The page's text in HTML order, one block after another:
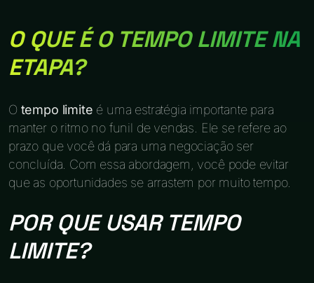
O QUE É O TEMPO LIMITE NA
ETAPA?
O tempo limite é uma estratégia importante para
manter o ritmo no funil de vendas. Ele se refere ao
prazo que você dá para uma negociação ser
concluída. Com essa abordagem, você pode evitar
que as oportunidades se arrastem por muito tempo.
POR QUE USAR TEMPO
LIMITE?